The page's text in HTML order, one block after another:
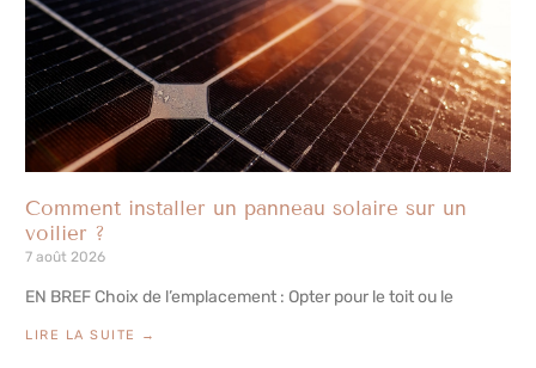
Comment installer un panneau solaire sur un
voilier ?
7 août 2026
EN BREF Choix de l’emplacement : Opter pour le toit ou le
LIRE LA SUITE →